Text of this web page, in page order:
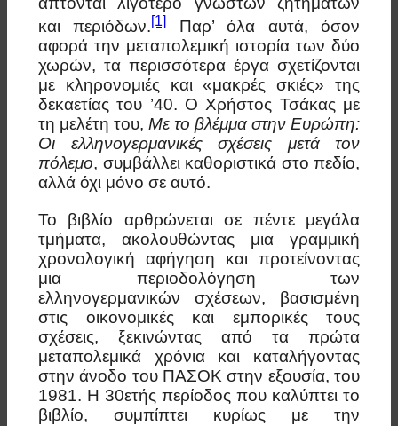
και περιόδων.[1]
Παρ’ όλα αυτά, όσον
αφορά την μεταπολεμική ιστορία των δύο
χωρών, τα περισσότερα έργα σχετίζονται
με κληρονομιές και «μακρές σκιές» της
δεκαετίας του ’40. Ο Χρήστος Τσάκας με
τη μελέτη του, Με το βλέμμα στην Ευρώπη:
Οι ελληνογερμανικές σχέσεις μετά τον
πόλεμο, συμβάλλει καθοριστικά στο πεδίο,
αλλά όχι μόνο σε αυτό.
Το βιβλίο αρθρώνεται σε πέντε μεγάλα
τμήματα, ακολουθώντας μια γραμμική
χρονολογική αφήγηση και προτείνοντας
μια περιοδολόγηση των
ελληνογερμανικών σχέσεων, βασισμένη
στις οικονομικές και εμπορικές τους
σχέσεις, ξεκινώντας από τα πρώτα
μεταπολεμικά χρόνια και καταλήγοντας
στην άνοδο του ΠΑΣΟΚ στην εξουσία, του
1981. Η 30ετής περίοδος που καλύπτει το
βιβλίο, συμπίπτει κυρίως με την